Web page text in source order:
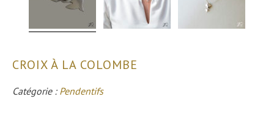
CROIX À LA COLOMBE
Catégorie : Pendentifs